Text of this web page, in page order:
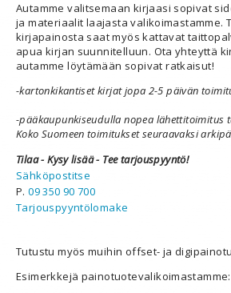
Autamme valitsemaan kirjaasi sopivat
ja materiaalit laajasta valikoimastamme.
kirjapainosta saat myös kattavat
apua kirjan suunnitelluun. Ota yhteyttä
autamme löytämään sopivat ratkaisut!
-kartonkikantiset kirjat jopa 2-5 päivän
-pääkaupunkiseudulla nopea lähettitoimitus
Koko Suomeen toimitukset seuraavaksi
Tilaa - Kysy lisää - Tee tarjouspyyntö!
Sähköpostitse
P.09 350 90 700
Tarjouspyyntölomake
Tutustu myös muihin offset- ja
Esimerkkejä painotuotevalikoimastamme: